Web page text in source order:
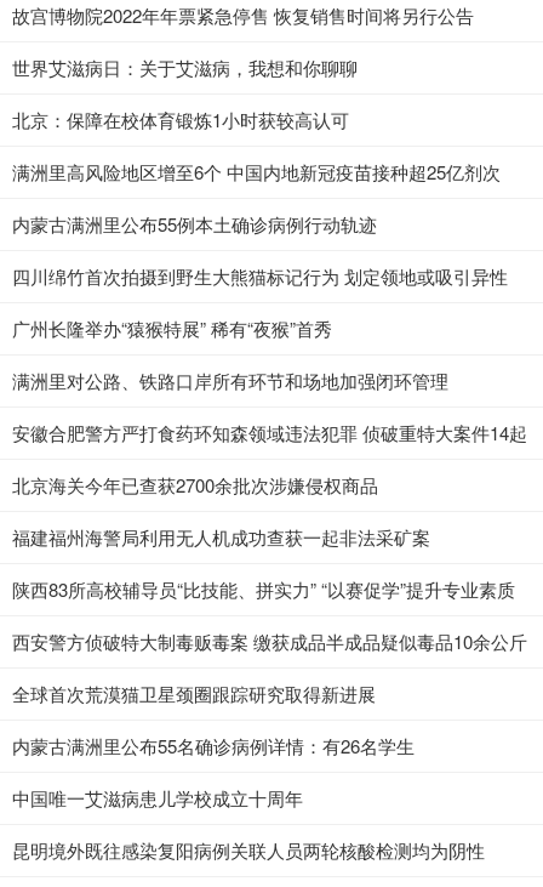
故宫博物院2022年年票紧急停售 恢复销售时间将另行公告
世界艾滋病日：关于艾滋病，我想和你聊聊
北京：保障在校体育锻炼1小时获较高认可
满洲里高风险地区增至6个 中国内地新冠疫苗接种超25亿剂次
内蒙古满洲里公布55例本土确诊病例行动轨迹
四川绵竹首次拍摄到野生大熊猫标记行为 划定领地或吸引异性
广州长隆举办“猿猴特展” 稀有“夜猴”首秀
满洲里对公路、铁路口岸所有环节和场地加强闭环管理
安徽合肥警方严打食药环知森领域违法犯罪 侦破重特大案件14起
北京海关今年已查获2700余批次涉嫌侵权商品
福建福州海警局利用无人机成功查获一起非法采矿案
陕西83所高校辅导员“比技能、拼实力” “以赛促学”提升专业素质
西安警方侦破特大制毒贩毒案 缴获成品半成品疑似毒品10余公斤
全球首次荒漠猫卫星颈圈跟踪研究取得新进展
内蒙古满洲里公布55名确诊病例详情：有26名学生
中国唯一艾滋病患儿学校成立十周年
昆明境外既往感染复阳病例关联人员两轮核酸检测均为阴性